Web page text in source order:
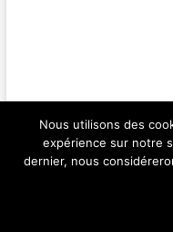
Ma Santé par les Plantes |
reserved
Nous utilisons des
expérience sur notre
dernier, nous